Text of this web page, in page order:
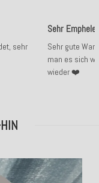
sehr
Sehr
Sehr gute
man es sich
wieder ❤️